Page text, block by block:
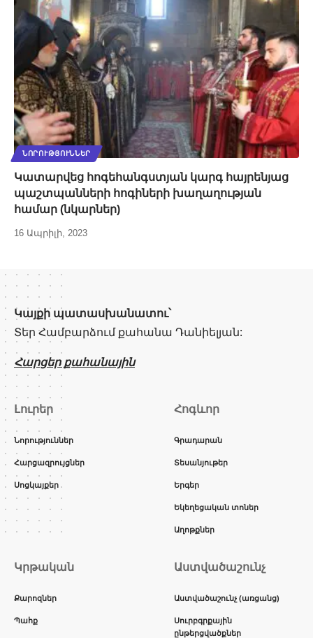
ՆՈՐՈՒԹՅՈՒՆՆԵՐ
Կատարվեց հոգեհանգստյան կարգ հայրենյաց
պաշտպանների հոգիների խաղաղության
համար (նկարներ)
16 Ապրիլի, 2023
Կայքի պատասխանատու՝
Տեր Համբարձում քահանա Դանիելյան:
Հարցեր քահանային
Լուրեր
Նորություններ
Հարցազրույցներ
Սոցկայքեր
Հոգևոր
Գրադարան
Տեսանյութեր
Երգեր
Եկեղեցական տոներ
Աղոթքներ
Կրթական
Քարոզներ
Պահք
Աստվածաշունչ
Աստվածաշունչ (առցանց)
Սուրբգրքային
ընթերցվածքներ